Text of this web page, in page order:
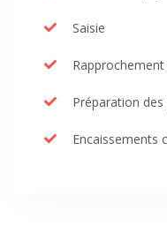
Saisie
Préparation
Encaissements